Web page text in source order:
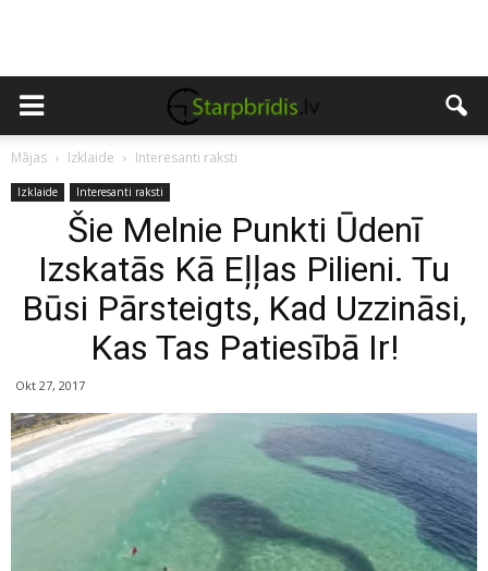
Mājas Izklaide Interesanti raksti
Izklaide Interesanti raksti
Šie Melnie Punkti Ūdenī
Izskatās Kā Eļļas Pilieni. Tu
Būsi Pārsteigts, Kad Uzzināsi,
Kas Tas Patiesībā Ir!
Okt 27, 2017